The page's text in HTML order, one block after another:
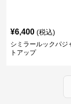
¥6,400 (税込)
シミラールックパジ
トアップ